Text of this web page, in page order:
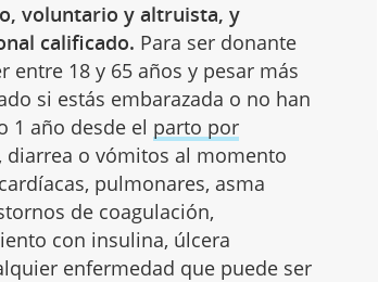
voluntario y altruista, y
calificado. Para ser donante
entre 18 y 65 años y pesar más
si estás embarazada o no han
1 año desde el parto por
diarrea o vómitos al momento
pulmonares, asma
de coagulación,
con insulina, úlcera
enfermedad que puede ser